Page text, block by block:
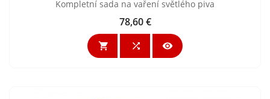
Kompletní sada na vaření světlého piva
Cijena
78,60 €
  